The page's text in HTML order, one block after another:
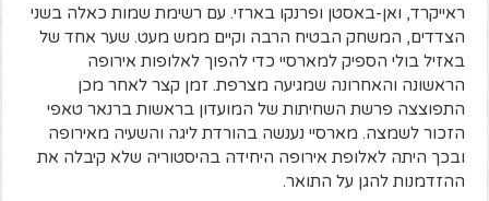
ראייקרד, ואן-באסטן ופרנקו בארזי. עם רשימת שמות כאלה בשני
הצדדים, המשחק הבטיח הרבה וקיים ממש מעט. שער אחד של
באזיל בולי הספיק למארסיי כדי להפוך לאלופות אירופה
הראשונה והאחרונה שמגיעה מצרפת. זמן קצר לאחר מכן
התפוצצה פרשת השחיתות של המועדון בראשות ברנאר טאפי
הזכור לשמצה. מארסיי נענשה בהורדת ליגה והשעיה מאירופה
ובכך היתה לאלופת אירופה היחידה בהיסטוריה שלא קיבלה את
ההזדמנות להגן על התואר.